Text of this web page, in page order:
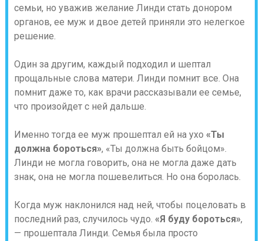
семьи, но уважив желание Линди стать донором
органов, ее муж и двое детей приняли это нелегкое
решение.
Один за другим, каждый подходил и шептал
прощальные слова матери. Линди помнит все. Она
помнит даже то, как врачи рассказывали ее семье,
что произойдет с ней дальше.
Именно тогда ее муж прошептал ей на ухо «Ты
должна бороться», «Ты должна быть бойцом».
Линди не могла говорить, она не могла даже дать
знак, она не могла пошевелиться. Но она боролась.
Когда муж наклонился над ней, чтобы поцеловать в
последний раз, случилось чудо. «Я буду бороться»,
— прошептала Линди. Семья была просто